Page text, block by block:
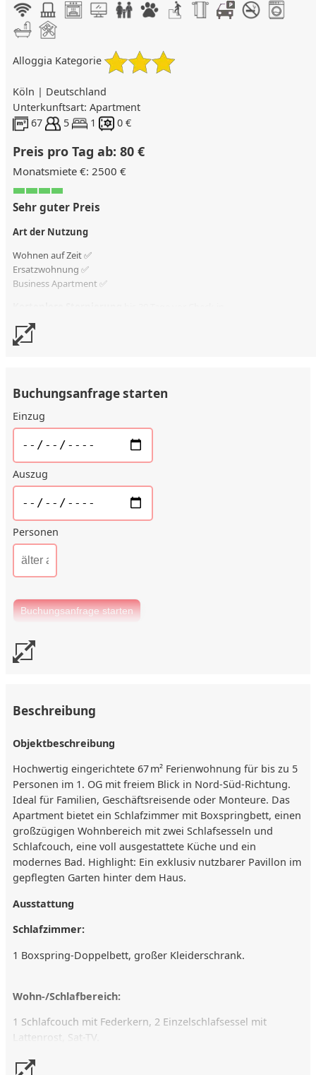
Alloggia Kategorie
Köln | Deutschland
Unterkunftsart: Apartment
67
5 1 0 €
Preis pro Tag ab: 80 €
Monatsmiete €: 2500 €
Sehr guter Preis
Art der Nutzung
Wohnen auf Zeit ✅
Ersatzwohnung ✅
Business Apartment ✅
Stornierungsgebühr
Buchungsanfrage starten
Einzug
Auszug
Personen
Beschreibung
Objektbeschreibung
Hochwertig eingerichtete 67 m² Ferienwohnung für bis zu 5
Personen im 1. OG mit freiem Blick in Nord-Süd-Richtung.
Ideal für Familien, Geschäftsreisende oder Monteure. Das
Apartment bietet ein Schlafzimmer mit Boxspringbett, einen
großzügigen Wohnbereich mit zwei Schlafsesseln und
Schlafcouch, eine voll ausgestattete Küche und ein
modernes Bad. Highlight: Ein exklusiv nutzbarer Pavillon im
gepflegten Garten hinter dem Haus.
Ausstattung
Schlafzimmer:
1 Boxspring-Doppelbett, großer Kleiderschrank.
Wohn-/Schlafbereich:
1 Schlafcouch mit Federkern, 2 Einzelschlafsessel mit
Lattenrost, Sat-TV.